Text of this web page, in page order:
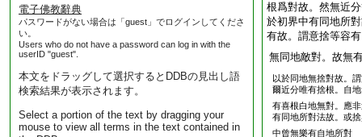
電子佛教辭典
パスワードがない場合は「guest」でログインしてくださ
い。
Users who do not have a password can log in with the
userID "guest".
本文をドラッグして選択するとDDBの見出し語
検索結果が表示されます。
Select a portion of the text by dragging your
mouse to view all terms in the text contained in
根爲對故。然無近
於初界中有同地所
有故。謂意捨等容
無同地敵對。故無
以於同地無捨對故。
爾近分唯有捨根。自
有喜根白地無對。應
有同地所對法故。或
中曾無樂有自地所對